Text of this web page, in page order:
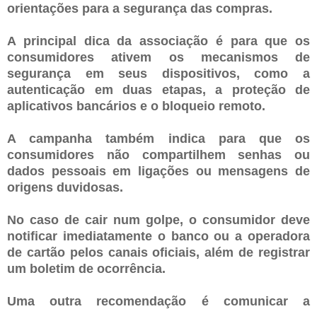
orientações para a segurança das compras.
A principal dica da associação é para que os
consumidores ativem os mecanismos de
segurança em seus dispositivos, como a
autenticação em duas etapas, a proteção de
aplicativos bancários e o bloqueio remoto.
A campanha também indica para que os
consumidores não compartilhem senhas ou
dados pessoais em ligações ou mensagens de
origens duvidosas.
No caso de cair num golpe, o consumidor deve
notificar imediatamente o banco ou a operadora
de cartão pelos canais oficiais, além de registrar
um boletim de ocorrência.
Uma outra recomendação é comunicar a